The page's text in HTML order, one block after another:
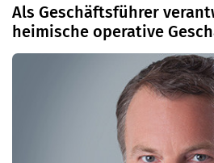
Als Geschäftsführer
heimische operative